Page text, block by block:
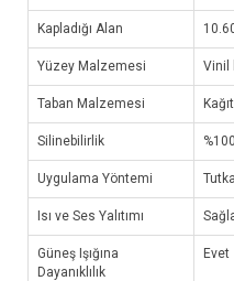
Kapladığı Alan
Yüzey Malzemesi Vinil
Taban Malzemesi
Silinebilirlik
Uygulama Yöntemi
Isı ve Ses Yalıtımı
Güneş Işığına
Dayanıklılık
Evet